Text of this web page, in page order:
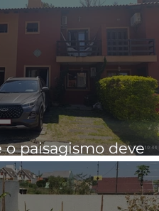
o paisagismo deve
início da obra:
integração e valor